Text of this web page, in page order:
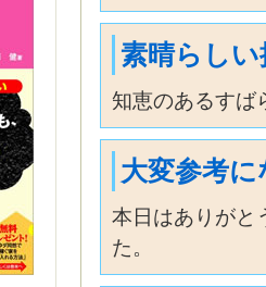
素晴らし
知恵のあるすば
大変参考
本日はありがと
た。